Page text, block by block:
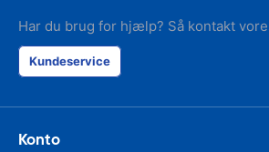
Har du brug for hjælp? Så kontakt
Kundeservice
Konto